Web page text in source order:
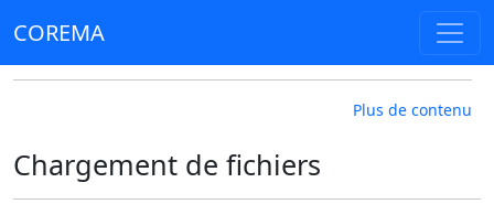
COREMA
Plus de contenu
Chargement de fichiers